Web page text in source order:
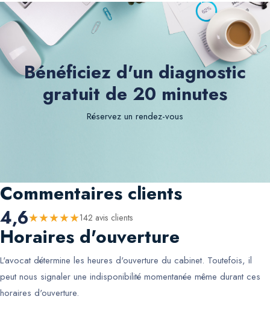
Bénéficiez d'un diagnostic
gratuit de 20 minutes
Réservez un rendez-vous
Commentaires clients
4,6★★★★★142 avis clients
Horaires d'ouverture
L'avocat détermine les heures d'ouverture du cabinet. Toutefois, il
peut nous signaler une indisponibilité momentanée même durant ces
horaires d'ouverture.